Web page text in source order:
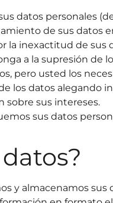
datos personales
de sus datos
la inexactitud de sus
a la supresión de
pero usted los
los datos alegando
sobre sus intereses.
sus datos
y almacenamos